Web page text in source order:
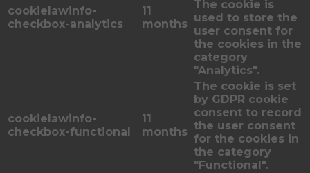
cookielawinfo-
checkbox-analytics
11
months
The cookie is
used to store the
user consent for
the cookies in the
category
"Analytics".
cookielawinfo-
checkbox-functional
11
months
The cookie is set
by GDPR cookie
consent to record
the user consent
for the cookies in
the category
"Functional".